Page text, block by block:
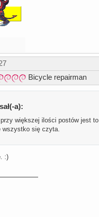
Bicycle repairman
a):
większej ilości postów jest to
wszystko się czyta.
:)